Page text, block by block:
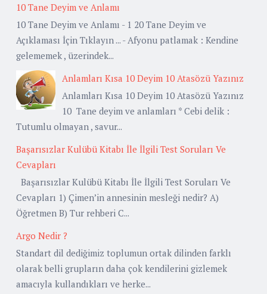
10 Tane Deyim ve Anlamı
10 Tane Deyim ve Anlamı - 1 20 Tane Deyim ve
Açıklaması İçin Tıklayın ... - Afyonu patlamak : Kendine
gelememek , üzerindek...
Anlamları Kısa 10 Deyim 10 Atasözü Yazınız
Anlamları Kısa 10 Deyim 10 Atasözü Yazınız
10 Tane deyim ve anlamları * Cebi delik :
Tutumlu olmayan , savur...
Başarısızlar Kulübü Kitabı İle İlgili Test Soruları Ve
Cevapları
Başarısızlar Kulübü Kitabı İle İlgili Test Soruları Ve
Cevapları 1) Çimen’in annesinin mesleği nedir? A)
Öğretmen B) Tur rehberi C...
Argo Nedir ?
Standart dil dediğimiz toplumun ortak dilinden farklı
olarak belli grupların daha çok kendilerini gizlemek
amacıyla kullandıkları ve herke...